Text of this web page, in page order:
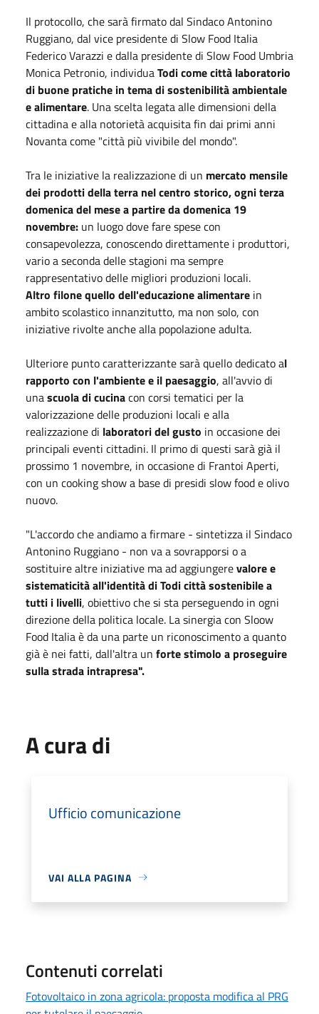
Il protocollo, che sarà firmato dal Sindaco Antonino
Ruggiano, dal vice presidente di Slow Food Italia
Federico Varazzi e dalla presidente di Slow Food Umbria
Monica Petronio, individuaTodi come città laboratorio
di buone pratiche in tema di sostenibilità ambientale
e alimentare. Una scelta legata alle dimensioni della
cittadina e alla notorietà acquisita fin dai primi anni
Novanta come "città più vivibile del mondo".
Tra le iniziative la realizzazione di un mercato mensile
dei prodotti della terra nel centro storico, ogni terza
domenica del mese a partire da domenica 19
novembre: un luogo dove fare spese con
consapevolezza, conoscendo direttamente i produttori,
vario a seconda delle stagioni ma sempre
rappresentativo delle migliori produzioni locali.
Altro filone quello dell'educazione alimentare in
ambito scolastico innanzitutto, ma non solo, con
iniziative rivolte anche alla popolazione adulta.
Ulteriore punto caratterizzante sarà quello dedicato al
rapporto con l'ambiente e il paesaggio, all'avvio di
unascuola di cucinacon corsi tematici per la
valorizzazione delle produzioni locali e alla
realizzazione di laboratori del gusto in occasione dei
principali eventi cittadini. Il primo di questi sarà già il
prossimo 1 novembre, in occasione di Frantoi Aperti,
con un cooking show a base di presidi slow food e olivo
nuovo.
"L'accordo che andiamo a firmare - sintetizza il Sindaco
Antonino Ruggiano - non va a sovrapporsi o a
sostituire altre iniziative ma ad aggiungerevalore e
sistematicità all'identità di Todi città sostenibile a
tutti i livelli, obiettivo che si sta perseguendo in ogni
direzione della politica locale. La sinergia con Sloow
Food Italia è da una parte un riconoscimento a quanto
già è nei fatti, dall'altra un forte stimolo a proseguire
sulla strada intrapresa".
A cura di
Ufficio comunicazione
VAI ALLA PAGINA
Contenuti correlati
Fotovoltaico in zona agricola: proposta modifica al PRG